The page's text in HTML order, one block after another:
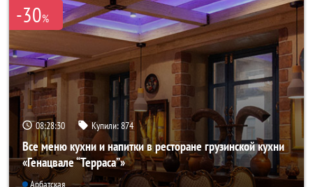
-30%
08:28:27 Купили:874
Все меню кухни и напитки в ресторане грузинской кухни
«Генацвале “Терраса”»
Арбатская